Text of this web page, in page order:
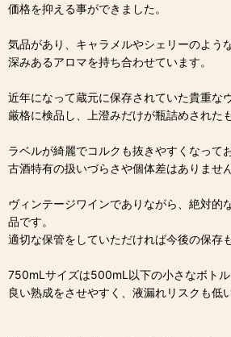
価格を抑える事ができました。
気品があり、キャラメルやシェリーのよう
深みあるアロマを持ち合わせています。
近年になって蔵元に保存されていた貴重な
厳格に検品し、上澄みだけが瓶詰めされた
ラベルが綺麗でコルクも抜きやすくなってお
古酒特有の扱いづらさや個体差はありません
ヴィンテージワインでありながら、絶対的
品です。
適切な保管をしていただければ今後の保存
750mLサイズは500mL以下の小さなボトル
良い熟成をさせやすく、液漏れリスクも低